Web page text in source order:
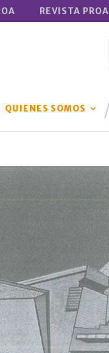
REVISTA PROA
QUIENES SOMOS